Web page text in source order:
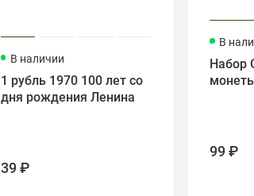
В наличии
1 рубль 1970 100 лет со
дня рождения Ленина
39 ₽
В
Набор
99 ₽